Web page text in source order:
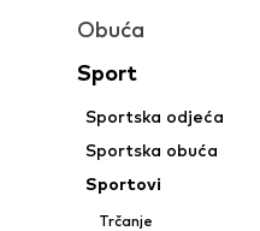
Obuća
Sport
Sportska odjeća
Sportska obuća
Sportovi
Trčanje